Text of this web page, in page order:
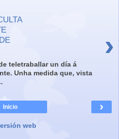
›
teletraballar un día á
Unha medida que, vista
›
Inicio
web